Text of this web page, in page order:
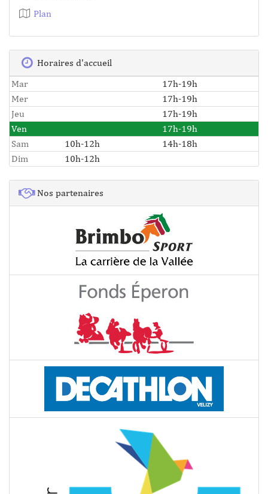
Plan
Horaires d'accueil
Mar
17h-19h
Mer
17h-19h
Jeu
17h-19h
Ven
17h-19h
Sam
10h-12h
14h-18h
Dim
10h-12h
Nos partenaires